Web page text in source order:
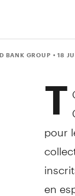
BANK GROUP • 18
T
pour
en